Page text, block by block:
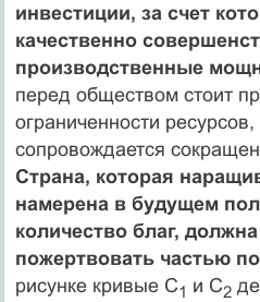
инвестиции, за счет
качественно
производственные
перед обществом стоит
ограниченности
сопровождается
Страна, которая
намерена в будущем
количество благ,
пожертвовать частью
рисунке кривые С1 и С2